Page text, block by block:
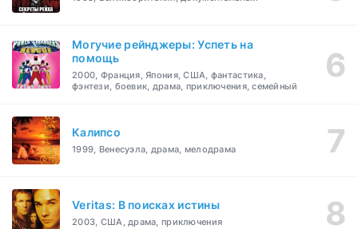
Могучие рейнджеры: Успеть на
помощь
2000, Франция, Япония, США, фантастика,
фэнтези, боевик, драма, приключения, семейный
Калипсо
1999, Венесуэла, драма, мелодрама
Veritas: В поисках истины
2003, США, драма, приключения